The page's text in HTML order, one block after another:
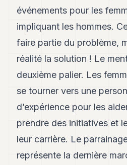
événements pour les
impliquant les hommes.
faire partie du problème,
réalité la solution ! Le
deuxième palier. Les
se tourner vers une
d’expérience pour les
prendre des initiatives et
leur carrière. Le
représente la dernière